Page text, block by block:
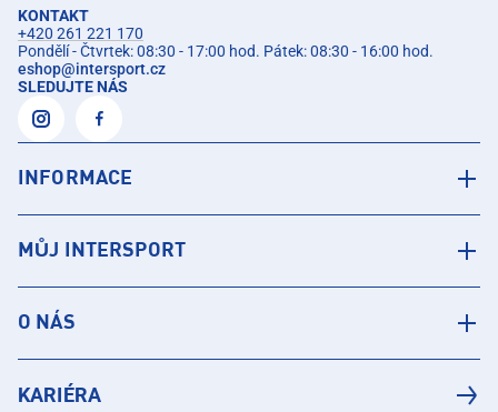
KONTAKT
+420 261 221 170
Pondělí - Čtvrtek: 08:30 - 17:00 hod. Pátek: 08:30 - 16:00 hod.
eshop@intersport.cz
SLEDUJTE NÁS
INFORMACE
MŮJ INTERSPORT
O NÁS
KARIÉRA